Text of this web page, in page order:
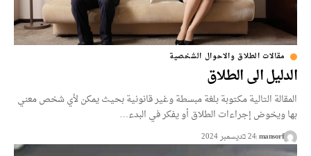
مقالات الطلاق والاحوال الشخصية
الدليل الى الطلاق
المقالة التالية مكتوبة بلغة مبسطة وغير قانونية بحيث يمكن لأي شخص معني
بها ويخوض إجراءات الطلاق أو يفكر في البدء…
mansorf24 בديسمبر 2024